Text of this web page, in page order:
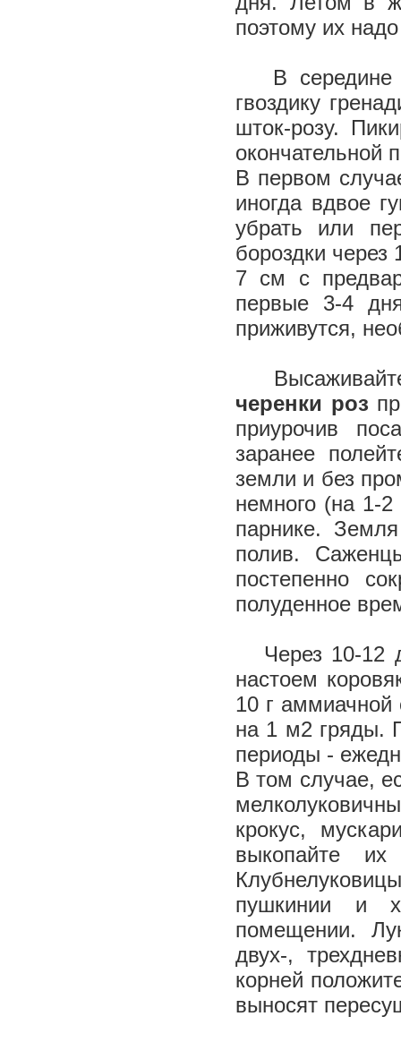
поэтому их
В
гвоздику
шток-розу.
окончательной
В первом
иногда вдвое
убрать или
бороздки через
7 см с
первые 3-4
приживутся,
Высаживайте
черенки роз
приурочив
заранее
земли и без
немного (на 1-
парнике.
полив.
постепенно
полуденное
Через 10-12
настоем
10 г аммиачной
на 1 м2 гряды.
периоды -
В том случае,
крокус,
выкопайте
пушкинии и
помещении.
двух-,
корней
выносят